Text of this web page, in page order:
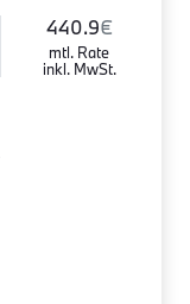
440.9€
mtl. Rate
inkl. MwSt.